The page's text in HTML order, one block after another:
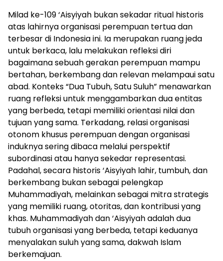
Milad ke-109 ‘Aisyiyah bukan sekadar ritual historis
atas lahirnya organisasi perempuan tertua dan
terbesar di Indonesia ini. Ia merupakan ruang jeda
untuk berkaca, lalu melakukan refleksi diri
bagaimana sebuah gerakan perempuan mampu
bertahan, berkembang dan relevan melampaui satu
abad. Konteks “Dua Tubuh, Satu Suluh” menawarkan
ruang refleksi untuk menggambarkan dua entitas
yang berbeda, tetapi memiliki orientasi nilai dan
tujuan yang sama. Terkadang, relasi organisasi
otonom khusus perempuan dengan organisasi
induknya sering dibaca melalui perspektif
subordinasi atau hanya sekedar representasi.
Padahal, secara historis ‘Aisyiyah lahir, tumbuh, dan
berkembang bukan sebagai pelengkap
Muhammadiyah, melainkan sebagai mitra strategis
yang memiliki ruang, otoritas, dan kontribusi yang
khas. Muhammadiyah dan ‘Aisyiyah adalah dua
tubuh organisasi yang berbeda, tetapi keduanya
menyalakan suluh yang sama, dakwah Islam
berkemajuan.